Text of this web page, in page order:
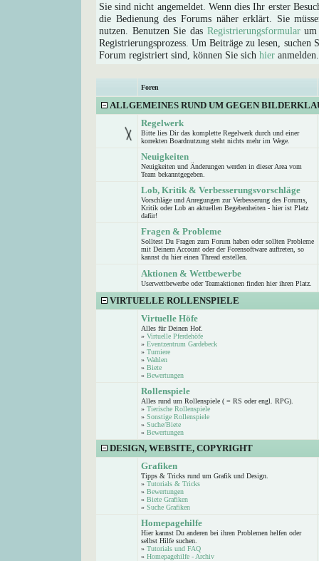
Sie sind nicht angemeldet. Wenn dies Ihr erster
die Bedienung des Forums näher erklärt. Sie
nutzen. Benutzen Sie das Registrierungsformularum
Registrierungsprozess. Um Beiträge zu lesen,
Forum registriert sind, können Sie sich hier anmelden.
Foren
ALLGEMEINES RUND UM GEGEN
Regelwerk
Bitte lies Dir das komplette Regelwerk durch und einer
korrekten Boardnutzung steht nichts mehr im Wege.
Neuigkeiten
Neuigkeiten und Änderungen werden in dieser Area vom
Team bekanntgegeben.
Lob, Kritik & Verbesserungsvorschläge
Vorschläge und Anregungen zur Verbesserung des Forums,
Kritik oder Lob an aktuellen Begebenheiten - hier ist Platz
dafür!
Fragen & Probleme
Solltest Du Fragen zum Forum haben oder sollten Probleme
mit Deinem Account oder der Forensoftware auftreten, so
kannst du hier einen Thread erstellen.
Aktionen & Wettbewerbe
Userwettbewerbe oder Teamaktionen finden hier ihren Platz.
VIRTUELLE ROLLENSPIELE
Virtuelle Höfe
Alles für Deinen Hof.
» Virtuelle Pferdehöfe
» Eventzentrum Gardebeck
» Turniere
» Wahlen
» Biete
» Bewertungen
Rollenspiele
Alles rund um Rollenspiele ( = RS oder engl. RPG).
» Tierische Rollenspiele
» Sonstige Rollenspiele
» Suche/Biete
» Bewertungen
DESIGN, WEBSITE, COPYRIGHT
Grafiken
Tipps & Tricks rund um Grafik und Design.
» Tutorials & Tricks
» Bewertungen
» Biete Grafiken
» Suche Grafiken
Homepagehilfe
Hier kannst Du anderen bei ihren Problemen helfen oder
selbst Hilfe suchen.
» Tutorials und FAQ
» Homepagehilfe - Archiv